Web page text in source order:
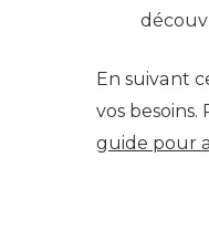
En suivant
vos
guide pour